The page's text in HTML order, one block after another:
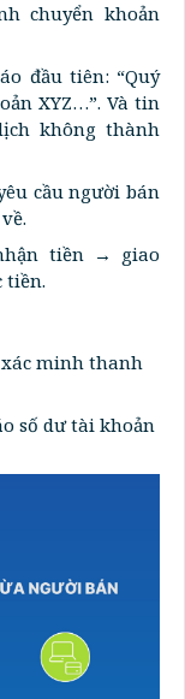
chuyển khoản
đầu tiên: “Quý
XYZ…”. Và tin
không thành
cầu người bán
tiền → giao
tiền.
xác minh thanh
số dư tài khoản